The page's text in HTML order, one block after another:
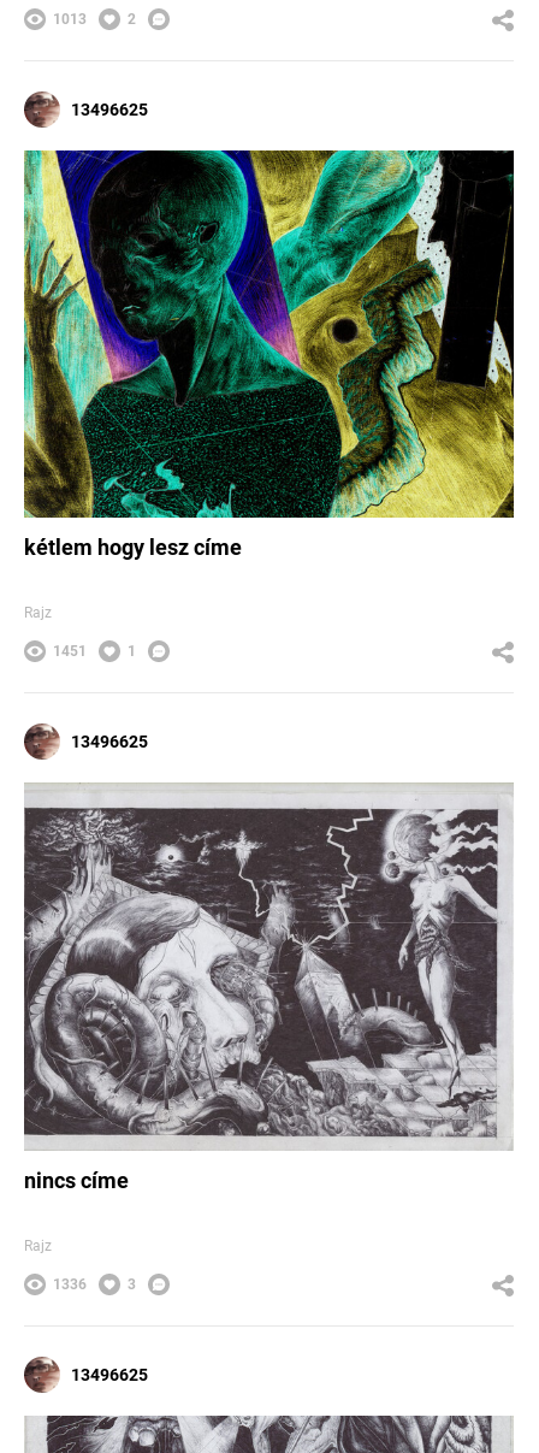
1013 2
13496625
kétlem hogy lesz címe
Rajz
1451 1
13496625
nincs címe
Rajz
1336 3
13496625